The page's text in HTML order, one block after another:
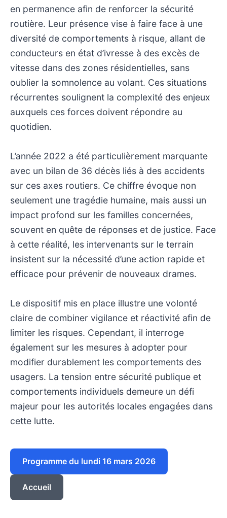
en permanence afin de renforcer la sécurité
routière. Leur présence vise à faire face à une
diversité de comportements à risque, allant de
conducteurs en état d’ivresse à des excès de
vitesse dans des zones résidentielles, sans
oublier la somnolence au volant. Ces situations
récurrentes soulignent la complexité des enjeux
auxquels ces forces doivent répondre au
quotidien.
L’année 2022 a été particulièrement marquante
avec un bilan de 36 décès liés à des accidents
sur ces axes routiers. Ce chiffre évoque non
seulement une tragédie humaine, mais aussi un
impact profond sur les familles concernées,
souvent en quête de réponses et de justice. Face
à cette réalité, les intervenants sur le terrain
insistent sur la nécessité d’une action rapide et
efficace pour prévenir de nouveaux drames.
Le dispositif mis en place illustre une volonté
claire de combiner vigilance et réactivité afin de
limiter les risques. Cependant, il interroge
également sur les mesures à adopter pour
modifier durablement les comportements des
usagers. La tension entre sécurité publique et
comportements individuels demeure un défi
majeur pour les autorités locales engagées dans
cette lutte.
Programme du lundi 16 mars 2026
Accueil